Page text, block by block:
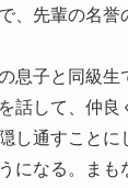
、先輩の名誉
息子と同級生
話して、仲良
し通すことに
になる。まも